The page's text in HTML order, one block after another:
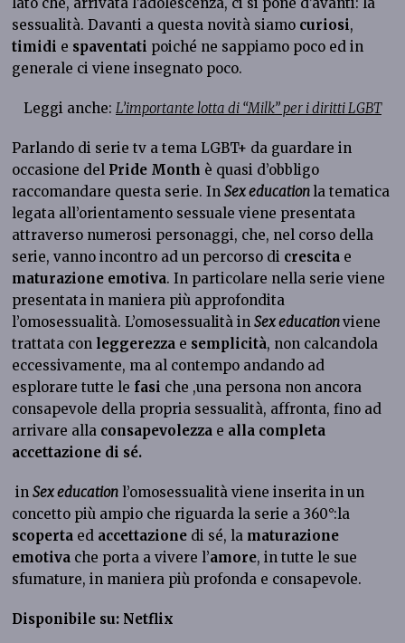
lato che, arrivata l’adolescenza, ci si pone d’avanti: la
sessualità. Davanti a questa novità siamo curiosi,
timidi e spaventati poiché ne sappiamo poco ed in
generale ci viene insegnato poco.
Leggi anche: L’importante lotta di “Milk” per i diritti LGBT
Parlando di serie tv a tema LGBT+ da guardare in
occasione del Pride Month è quasi d’obbligo
raccomandare questa serie. InSex educationla tematica
legata all’orientamento sessuale viene presentata
attraverso numerosi personaggi, che, nel corso della
serie, vanno incontro ad un percorso di crescita e
maturazione emotiva. In particolare nella serie viene
presentata in maniera più approfondita
l’omosessualità. L’omosessualità inSex educationviene
trattata con leggerezza e semplicità, non calcandola
eccessivamente, ma al contempo andando ad
esplorare tutte le fasi che ,una persona non ancora
consapevole della propria sessualità, affronta, fino ad
arrivare alla consapevolezza e alla completa
accettazione di sé.
inSex education l’omosessualità viene inserita in un
concetto più ampio che riguarda la serie a 360°:la
scoperta ed accettazione di sé, la maturazione
emotiva che porta a vivere l’amore, in tutte le sue
sfumature, in maniera più profonda e consapevole.
Disponibile su: Netflix